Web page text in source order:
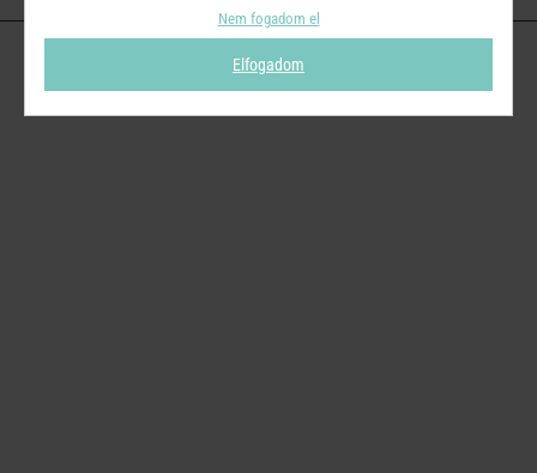
Nem fogadom el
Elfogadom